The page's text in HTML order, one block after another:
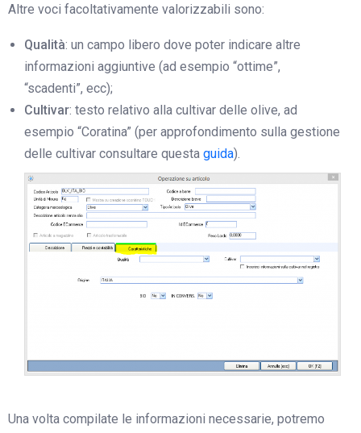
Altre voci facoltativamente valorizzabili sono:
Qualità: un campo libero dove poter indicare altre
informazioni aggiuntive (ad esempio “ottime”,
“scadenti”, ecc);
Cultivar: testo relativo alla cultivar delle olive, ad
esempio “Coratina” (per approfondimento sulla gestione
delle cultivar consultare questa guida).
Una volta compilate le informazioni necessarie, potremo